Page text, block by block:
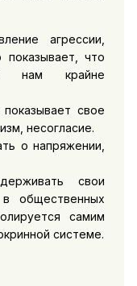
агрессии,
что
нам крайне
свое
несогласие.
о напряжении,
свои
общественных
самим
системе.